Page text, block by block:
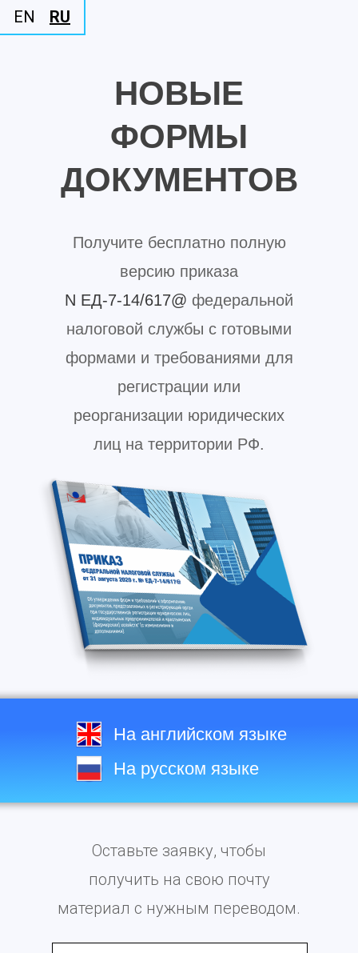
НОВЫЕ
ФОРМЫ
ДОКУМЕНТОВ
Получите бесплатно полную
версию приказа
N ЕД-7-14/617@ федеральной
налоговой службы с готовыми
формами и требованиями для
регистрации или
реорганизации юридических
лиц на территории РФ.
На английском языке
На русском языке
Оставьте заявку, чтобы
получить на свою почту
материал с нужным переводом.
EN RU